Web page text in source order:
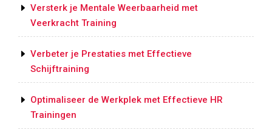
Versterk je Mentale Weerbaarheid met
Veerkracht Training
Verbeter je Prestaties met Effectieve
Schijftraining
Optimaliseer de Werkplek met Effectieve HR
Trainingen